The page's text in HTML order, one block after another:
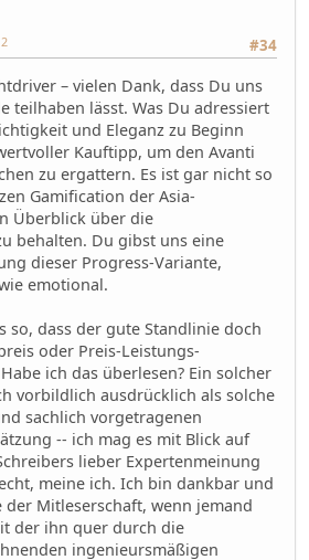
#34
– vielen Dank, dass Du uns
teilhaben lässt. Was Du adressiert
und Eleganz zu Beginn
Kauftipp, um den Avanti
zu ergattern. Es ist gar nicht so
Gamification der Asia-
Überblick über die
behalten. Du gibst uns eine
dieser Progress-Variante,
emotional.
so, dass der gute Standlinie doch
oder Preis-Leistungs-
ich das überlesen? Ein solcher
vorbildlich ausdrücklich als solche
sachlich vorgetragenen
-- ich mag es mit Blick auf
lieber Expertenmeinung
meine ich. Ich bin dankbar und
der Mitleserschaft, wenn jemand
der ihn quer durch die
ingenieursmäßigen